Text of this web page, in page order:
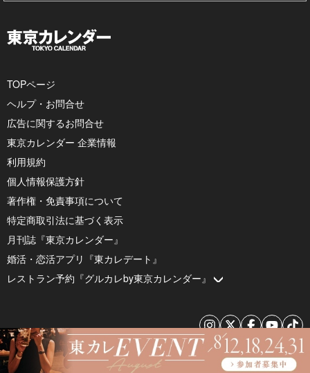
TOPページ
ヘルプ・お問合せ
広告に関するお問合せ
東京カレンダー 企業情報
利用規約
個人情報保護方針
著作権・免責事項について
特定商取引法に基づく表示
月刊誌『東京カレンダー』
婚活・恋活アプリ『東カレデート』
レストラン予約『グルカレby東京カレンダー』
© 2026 by Tokyo Calendar, Inc.